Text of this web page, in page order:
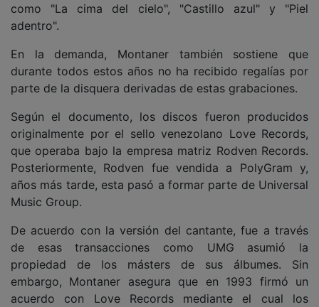
como "La cima del cielo", "Castillo azul" y "Piel
adentro".
En la demanda, Montaner también sostiene que
durante todos estos años no ha recibido regalías por
parte de la disquera derivadas de estas grabaciones.
Según el documento, los discos fueron producidos
originalmente por el sello venezolano Love Records,
que operaba bajo la empresa matriz Rodven Records.
Posteriormente, Rodven fue vendida a PolyGram y,
años más tarde, esta pasó a formar parte de Universal
Music Group.
De acuerdo con la versión del cantante, fue a través
de esas transacciones como UMG asumió la
propiedad de los másters de sus álbumes. Sin
embargo, Montaner asegura que en 1993 firmó un
acuerdo con Love Records mediante el cual los